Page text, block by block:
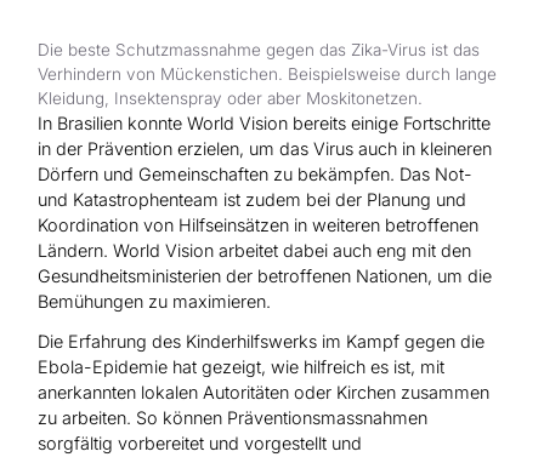
Die beste Schutzmassnahme gegen das Zika-Virus ist das
Verhindern von Mückenstichen. Beispielsweise durch lange
Kleidung, Insektenspray oder aber Moskitonetzen.
In Brasilien konnte World Vision bereits einige Fortschritte
in der Prävention erzielen, um das Virus auch in kleineren
Dörfern und Gemeinschaften zu bekämpfen. Das Not-
und Katastrophenteam ist zudem bei der Planung und
Koordination von Hilfseinsätzen in weiteren betroffenen
Ländern. World Vision arbeitet dabei auch eng mit den
Gesundheitsministerien der betroffenen Nationen, um die
Bemühungen zu maximieren.
Die Erfahrung des Kinderhilfswerks im Kampf gegen die
Ebola-Epidemie hat gezeigt, wie hilfreich es ist, mit
anerkannten lokalen Autoritäten oder Kirchen zusammen
zu arbeiten. So können Präventionsmassnahmen
sorgfältig vorbereitet und vorgestellt und